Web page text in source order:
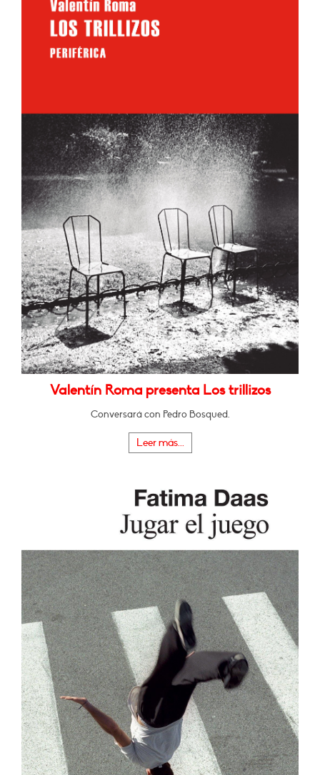
Valentín Roma presenta Los trillizos
Conversará con Pedro Bosqued.
Leer más...